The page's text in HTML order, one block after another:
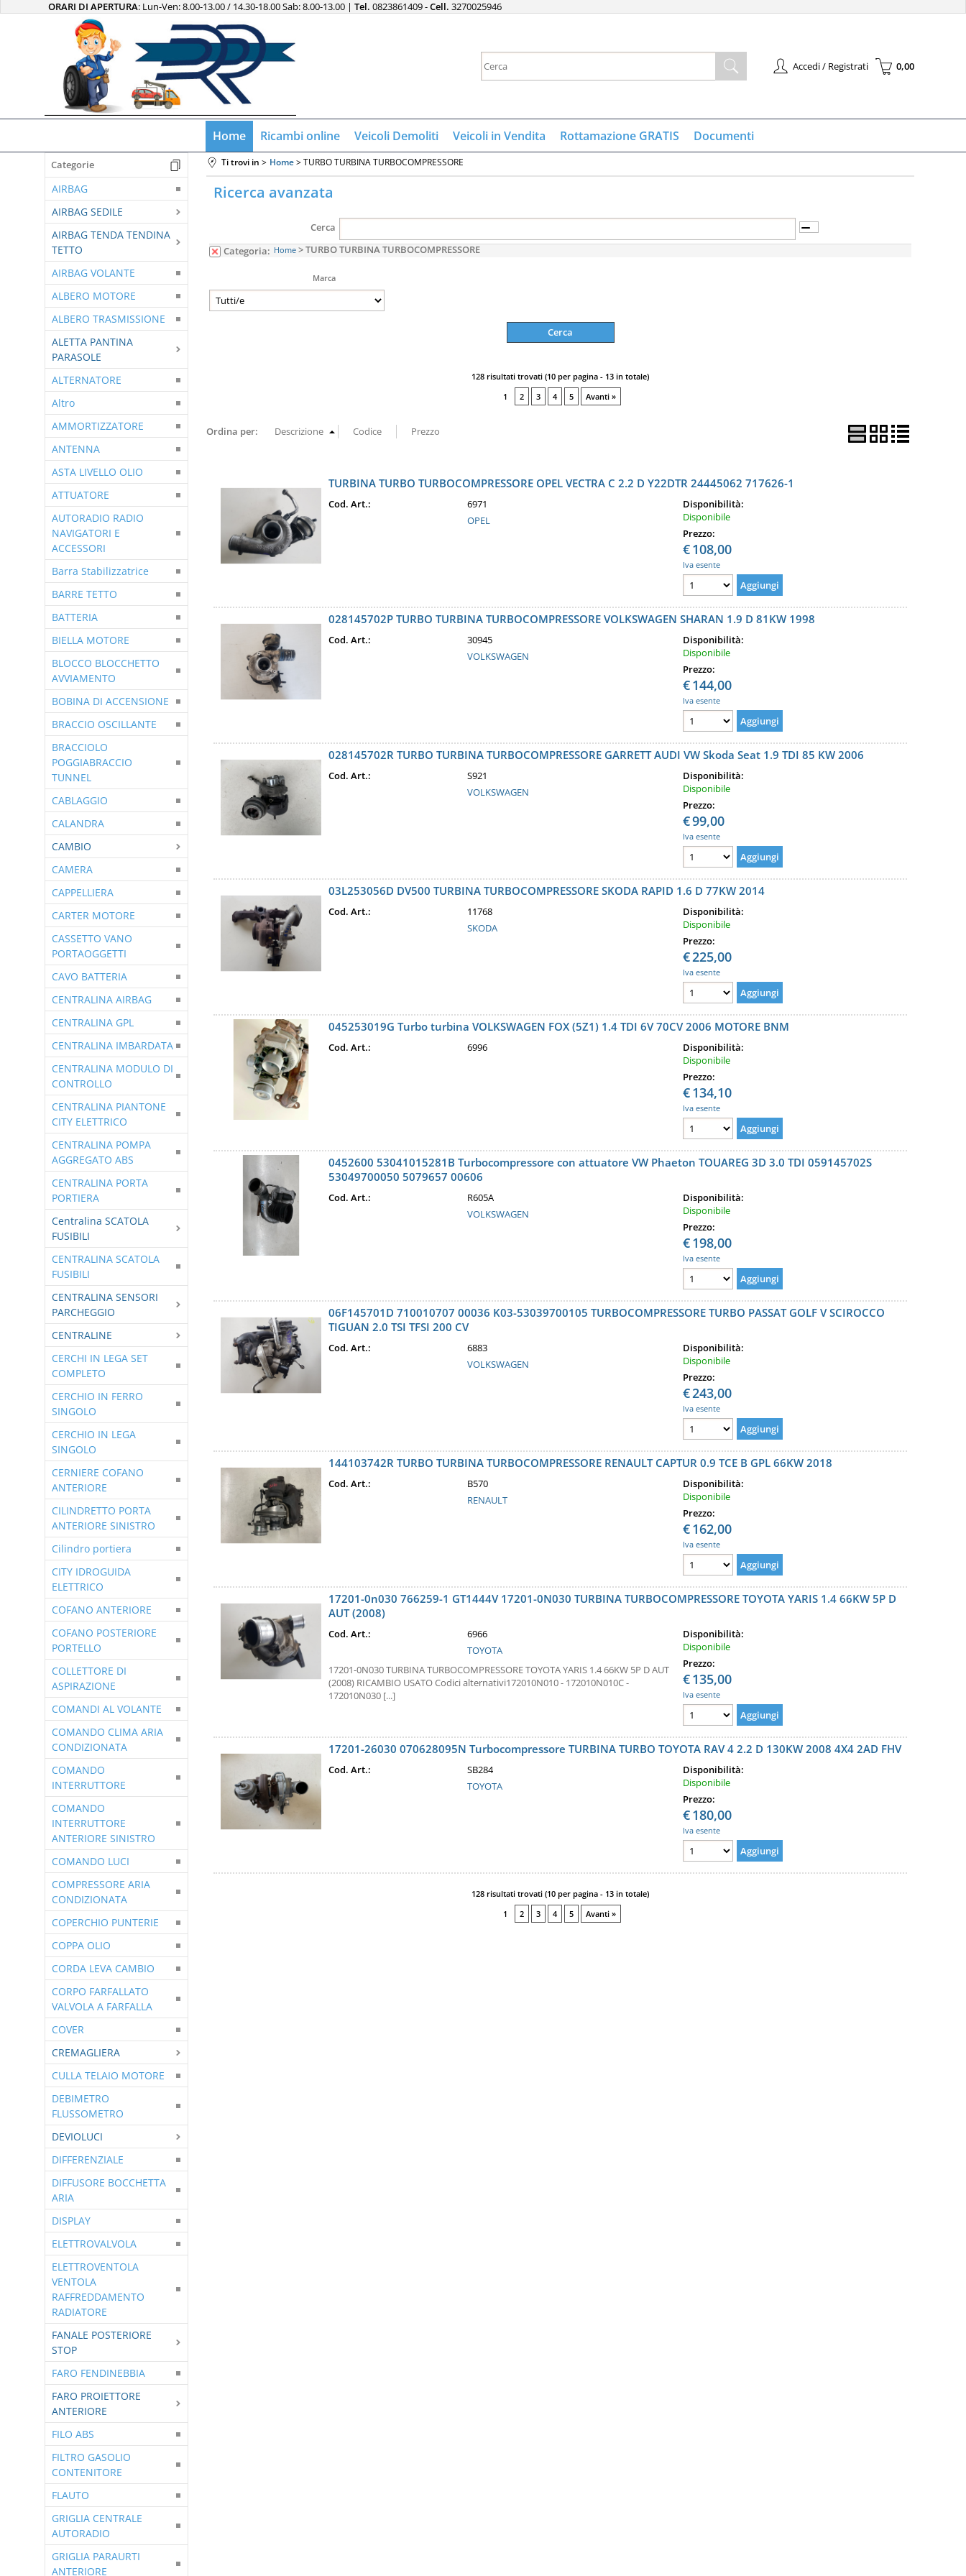
ORARI DI APERTURA: Lun-Ven: 8.00-13.00 / 14.30-18.00 Sab: 8.00-13.00 | Tel. 0823861409 -Cell. 3270025946
Accedi / Registrati
Per completare l'ordine inserisci il
nome utente e la password e poi
E-mail:
Se non sei ancora registrato sul
0,00
Home Ricambi online Veicoli Demoliti Veicoli in Vendita Rottamazione GRATIS Documenti
Categorie
AIRBAG
AIRBAG SEDILE
AIRBAG TENDA TENDINA
TETTO
AIRBAG VOLANTE
ALBERO MOTORE
ALBERO TRASMISSIONE
ALETTA PANTINA
PARASOLE
ALTERNATORE
Altro
AMMORTIZZATORE
ANTENNA
ASTA LIVELLO OLIO
ATTUATORE
AUTORADIO RADIO
NAVIGATORI E
ACCESSORI
Barra Stabilizzatrice
BARRE TETTO
BATTERIA
BIELLA MOTORE
BLOCCO BLOCCHETTO
AVVIAMENTO
BOBINA DI ACCENSIONE
BRACCIO OSCILLANTE
BRACCIOLO
POGGIABRACCIO
TUNNEL
CABLAGGIO
CALANDRA
CAMBIO
CAMERA
CAPPELLIERA
CARTER MOTORE
CASSETTO VANO
PORTAOGGETTI
CAVO BATTERIA
CENTRALINA AIRBAG
CENTRALINA GPL
CENTRALINA IMBARDATA
CENTRALINA MODULO DI
CONTROLLO
CENTRALINA PIANTONE
CITY ELETTRICO
CENTRALINA POMPA
AGGREGATO ABS
CENTRALINA PORTA
PORTIERA
Centralina SCATOLA
FUSIBILI
CENTRALINA SCATOLA
FUSIBILI
CENTRALINA SENSORI
PARCHEGGIO
CENTRALINE
CERCHI IN LEGA SET
COMPLETO
CERCHIO IN FERRO
SINGOLO
CERCHIO IN LEGA
SINGOLO
CERNIERE COFANO
ANTERIORE
CILINDRETTO PORTA
ANTERIORE SINISTRO
Cilindro portiera
CITY IDROGUIDA
ELETTRICO
COFANO ANTERIORE
COFANO POSTERIORE
PORTELLO
COLLETTORE DI
ASPIRAZIONE
COMANDI AL VOLANTE
COMANDO CLIMA ARIA
CONDIZIONATA
COMANDO
INTERRUTTORE
COMANDO
INTERRUTTORE
ANTERIORE SINISTRO
COMANDO LUCI
COMPRESSORE ARIA
CONDIZIONATA
COPERCHIO PUNTERIE
COPPA OLIO
CORDA LEVA CAMBIO
CORPO FARFALLATO
VALVOLA A FARFALLA
COVER
CREMAGLIERA
CULLA TELAIO MOTORE
DEBIMETRO
FLUSSOMETRO
DEVIOLUCI
DIFFERENZIALE
DIFFUSORE BOCCHETTA
ARIA
DISPLAY
ELETTROVALVOLA
ELETTROVENTOLA
VENTOLA
RAFFREDDAMENTO
RADIATORE
FANALE POSTERIORE
STOP
FARO FENDINEBBIA
FARO PROIETTORE
ANTERIORE
FILO ABS
FILTRO GASOLIO
CONTENITORE
FLAUTO
GRIGLIA CENTRALE
AUTORADIO
GRIGLIA PARAURTI
ANTERIORE
Ti trovi in Home TURBO TURBINA TURBOCOMPRESSORE
Ricerca avanzata
Cerca
Categoria: Home > TURBO TURBINA TURBOCOMPRESSORE
Marca
128 risultati trovati (10 per pagina - 13 in totale)
1
2 3 4 5 Avanti »
Ordina per:
TURBINA TURBO TURBOCOMPRESSORE OPEL VECTRA C 2.2 D Y22DTR 24445062 717626-1
Cod. Art.:
6971
OPEL
Disponibilità:
Disponibile
Prezzo:
€108,00
Iva esente
028145702P TURBO TURBINA TURBOCOMPRESSORE VOLKSWAGEN SHARAN 1.9 D 81KW 1998
Cod. Art.:
30945
VOLKSWAGEN
Disponibilità:
Disponibile
Prezzo:
€144,00
Iva esente
028145702R TURBO TURBINA TURBOCOMPRESSORE GARRETT AUDI VW Skoda Seat 1.9 TDI 85 KW 2006
Cod. Art.:
S921
VOLKSWAGEN
Disponibilità:
Disponibile
Prezzo:
€99,00
Iva esente
03L253056D DV500 TURBINA TURBOCOMPRESSORE SKODA RAPID 1.6 D 77KW 2014
Cod. Art.:
11768
SKODA
Disponibilità:
Disponibile
Prezzo:
€225,00
Iva esente
045253019G Turbo turbina VOLKSWAGEN FOX (5Z1) 1.4 TDI 6V 70CV 2006 MOTORE BNM
Cod. Art.: 6996
Disponibilità:
Disponibile
Prezzo:
€134,10
Iva esente
0452600 53041015281B Turbocompressore con attuatore VW Phaeton TOUAREG 3D 3.0 TDI 059145702S
53049700050 5079657 00606
Cod. Art.:
R605A
VOLKSWAGEN
Disponibilità:
Disponibile
Prezzo:
€198,00
Iva esente
06F145701D 710010707 00036 K03-53039700105 TURBOCOMPRESSORE TURBO PASSAT GOLF V SCIROCCO
TIGUAN 2.0 TSI TFSI 200 CV
Cod. Art.:
6883
VOLKSWAGEN
Disponibilità:
Disponibile
Prezzo:
€243,00
Iva esente
144103742R TURBO TURBINA TURBOCOMPRESSORE RENAULT CAPTUR 0.9 TCE B GPL 66KW 2018
Cod. Art.:
B570
RENAULT
Disponibilità:
Disponibile
Prezzo:
€162,00
Iva esente
17201-0n030 766259-1 GT1444V 17201-0N030 TURBINA TURBOCOMPRESSORE TOYOTA YARIS 1.4 66KW 5P D
AUT (2008)
Cod. Art.:
6966
TOYOTA
17201-0N030 TURBINA TURBOCOMPRESSORE TOYOTA YARIS 1.4 66KW 5P D AUT
(2008) RICAMBIO USATO Codici alternativi172010N010 - 172010N010C -
172010N030 [...]
Disponibilità:
Disponibile
Prezzo:
€135,00
Iva esente
17201-26030 070628095N Turbocompressore TURBINA TURBO TOYOTA RAV 4 2.2 D 130KW 2008 4X4 2AD FHV
Cod. Art.:
SB284
TOYOTA
Disponibilità:
Disponibile
Prezzo:
€180,00
Iva esente
128 risultati trovati (10 per pagina - 13 in totale)
1
2 3 4 5 Avanti »